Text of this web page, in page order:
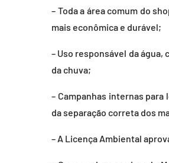
– Toda a área comum do
mais econômica e durável;
– Uso responsável da água,
da chuva;
– Campanhas internas
da separação correta dos
– A Licença Ambiental